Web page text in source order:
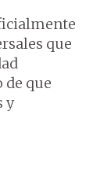
que
de que
y